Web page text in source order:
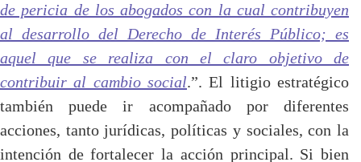
de pericia de los abogados con la cual contribuyen
al desarrollo del Derecho de Interés Público; es
aquel que se realiza con el claro objetivo de
contribuir al cambio social.”. El litigio estratégico
también puede ir acompañado por diferentes
acciones, tanto jurídicas, políticas y sociales, con la
intención de fortalecer la acción principal. Si bien